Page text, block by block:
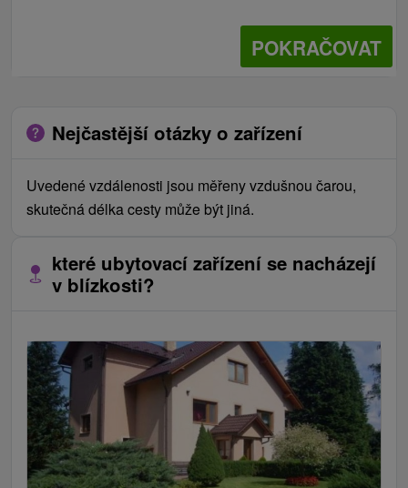
POKRAČOVAT
Nejčastější otázky o zařízení
Uvedené vzdálenosti jsou měřeny vzdušnou čarou,
skutečná délka cesty může být jiná.
které ubytovací zařízení se nacházejí
v blízkosti?